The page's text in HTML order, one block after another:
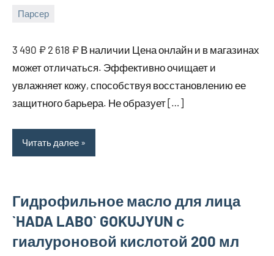
Парсер
2025
bus_m_ru
3 490 ₽ 2 618 ₽ В наличии Цена онлайн и в магазинах
может отличаться. Эффективно очищает и
увлажняет кожу, способствуя восстановлению ее
защитного барьера. Не образует […]
Читать далее
Гидрофильное масло для лица
`HADA LABO` GOKUJYUN с
гиалуроновой кислотой 200 мл